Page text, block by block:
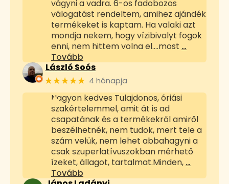
vágyni a vadra. 6-os fadobozos
válogatást rendeltem, amihez ajándék
termékeket is kaptam. Ha valaki azt
mondja nekem, hogy vízibivalyt fogok
enni, nem hittem volna el....most …
Tovább
László Soós
★★★★★ 4 hónapja
Nagyon kedves Tulajdonos, óriási
szakértelemmel, amit át is ad
csapatának és a termékekről amiről
beszélhetnék, nem tudok, mert tele a
szám velük, nem lehet abbahagyni a
csak szuperlatívuszokban mérhető
ízeket, állagot, tartalmat.Minden, …
Tovább